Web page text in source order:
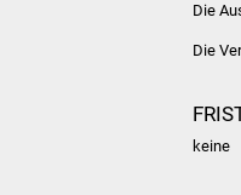
Die
Die
keine